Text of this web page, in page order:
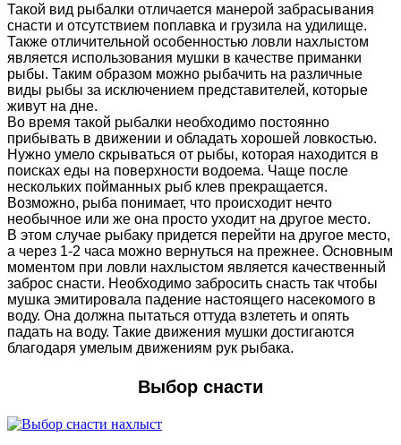
Такой вид рыбалки отличается манерой забрасывания
снасти и отсутствием поплавка и грузила на удилище.
Также отличительной особенностью ловли нахлыстом
является использования мушки в качестве приманки
рыбы. Таким образом можно рыбачить на различные
виды рыбы за исключением представителей, которые
живут на дне.
Во время такой рыбалки необходимо постоянно
прибывать в движении и обладать хорошей ловкостью.
Нужно умело скрываться от рыбы, которая находится в
поисках еды на поверхности водоема. Чаще после
нескольких пойманных рыб клев прекращается.
Возможно, рыба понимает, что происходит нечто
необычное или же она просто уходит на другое место.
В этом случае рыбаку придется перейти на другое место,
а через 1-2 часа можно вернуться на прежнее. Основным
моментом при ловли нахлыстом является качественный
заброс снасти. Необходимо забросить снасть так чтобы
мушка эмитировала падение настоящего насекомого в
воду. Она должна пытаться оттуда взлететь и опять
падать на воду. Такие движения мушки достигаются
благодаря умелым движениям рук рыбака.
Выбор снасти